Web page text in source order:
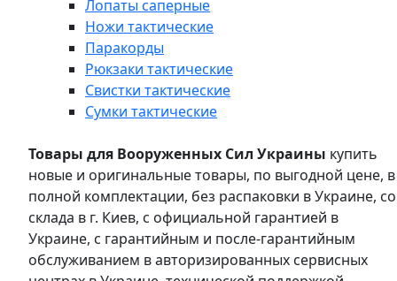
Лопаты саперные
Ножи тактические
Паракорды
Рюкзаки тактические
Свистки тактические
Сумки тактические
Товары для Вооруженных Сил Украины купить
новые и оригинальные товары, по выгодной цене, в
полной комплектации, без распаковки в Украине, со
склада в г. Киев, с официальной гарантией в
Украине, с гарантийным и после-гарантийным
обслуживанием в авторизированных сервисных